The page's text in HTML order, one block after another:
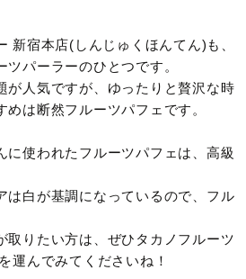
新宿本店(しんじゅくほんてん)も、
パーラーのひとつです。
が人気ですが、ゆったりと贅沢な時
は断然フルーツパフェです。
に使われたフルーツパフェは、高級
は白が基調になっているので、フル
取りたい方は、ぜひタカノフルーツ
運んでみてくださいね！